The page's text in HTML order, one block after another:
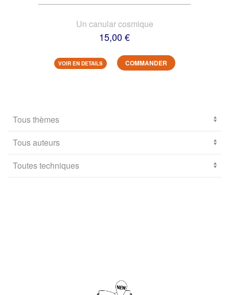
Un canular cosmique
15,00 €
VOIR EN DETAILS COMMANDER